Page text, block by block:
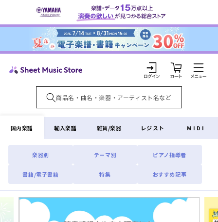
ンツに
ロ
グ
イ
ン
カ
ー
ト
国内楽譜
楽器別 テーマ別 ピアノ指導者
書籍/電子書籍 特集 おすすめ記事
輸入楽譜 雑貨/楽器 レジスト MIDI